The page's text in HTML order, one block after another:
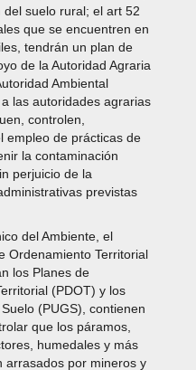
suelo rural; el art 52
que se encuentren en
tendrán un plan de
de la Autoridad Agraria
Ambiental
las autoridades agrarias
controlen,
empleo de prácticas de
la contaminación
perjuicio de la
previstas
del Ambiente, el
Ordenamiento Territorial
los Planes de
(PDOT) y los
(PUGS), contienen
que los páramos,
humedales y más
arrasados por mineros y